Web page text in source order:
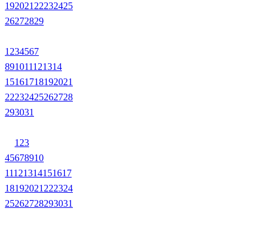
192021 22232425
26272829
1 234567
891011121314
15161718192021
22232425262728
293031
1 23
45678910
11121314151617
18192021 222324
25262728293031